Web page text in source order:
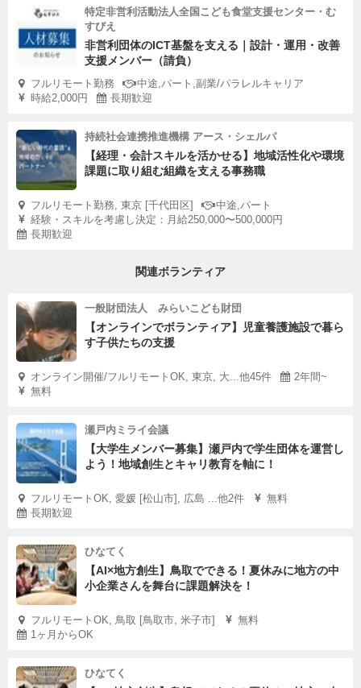
特定非営利活動法人全国こども食堂支援センター・む
すびえ
非営利団体のICT基盤を支える｜設計・運用・改善
支援メンバー（請負）
フルリモート勤務
中途,パート,副業/パラレルキャリア
時給2,000円
長期歓迎
持続社会連携推進機構 アース・シェルパ
【経理・会計スキルを活かせる】地域活性化や環境
課題に取り組む組織を支える事務職
フルリモート勤務, 東京 [千代田区]
中途,パート
経験・スキルを考慮し決定：月給250,000〜500,000円
長期歓迎
関連ボランティア
一般財団法人 みらいこども財団
【オンラインでボランティア】児童養護施設で暮ら
す子供たちの支援
オンライン開催/フルリモートOK, 東京, 大...他45件
2年間~
無料
瀬戸内ミライ会議
【大学生メンバー募集】瀬戸内で学生団体を運営し
よう！地域創生とキャリ教育を軸に！
フルリモートOK, 愛媛 [松山市], 広島 ...他2件
無料
長期歓迎
ひなてく
【AI×地方創生】鳥取でできる！夏休みに地方の中
小企業さんを舞台に課題解決を！
フルリモートOK, 鳥取 [鳥取市, 米子市]
無料
1ヶ月からOK
ひなてく